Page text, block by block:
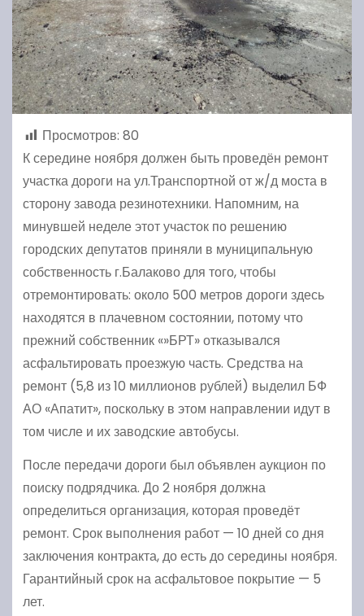
Просмотров: 80
К середине ноября должен быть проведён ремонт
участка дороги на ул.Транспортной от ж/д моста в
сторону завода резинотехники. Напомним, на
минувшей неделе этот участок по решению
городских депутатов приняли в муниципальную
собственность г.Балаково для того, чтобы
отремонтировать: около 500 метров дороги здесь
находятся в плачевном состоянии, потому что
прежний собственник «»БРТ» отказывался
асфальтировать проезжую часть. Средства на
ремонт (5,8 из 10 миллионов рублей) выделил БФ
АО «Апатит», поскольку в этом направлении идут в
том числе и их заводские автобусы.
После передачи дороги был объявлен аукцион по
поиску подрядчика. До 2 ноября должна
определиться организация, которая проведёт
ремонт. Срок выполнения работ — 10 дней со дня
заключения контракта, до есть до середины ноября.
Гарантийный срок на асфальтовое покрытие — 5
лет.